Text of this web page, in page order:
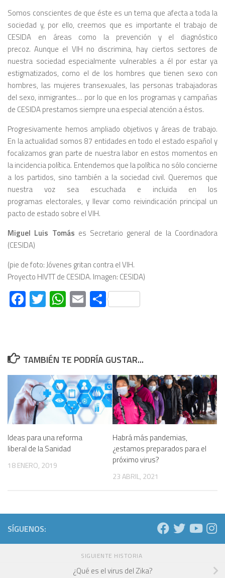
Somos conscientes de que éste es un tema que afecta a toda la
sociedad y, por ello, creemos que es importante el trabajo de
CESIDA en áreas como la prevención y el diagnóstico
precoz. Aunque el VIH no discrimina, hay ciertos sectores de
nuestra sociedad especialmente vulnerables a él por estar ya
estigmatizados, como el de los hombres que tienen sexo con
hombres, las mujeres transexuales, las personas trabajadoras
del sexo, inmigrantes… por lo que en los programas y campañas
de CESIDA prestamos siempre una especial atención a éstos.
Progresivamente hemos ampliado objetivos y áreas de trabajo.
En la actualidad somos 87 entidades en todo el estado español y
focalizamos gran parte de nuestra labor en estos momentos en
la incidencia política. Entendemos que la política no sólo concierne
a los partidos, sino también a la sociedad civil. Queremos que
nuestra voz sea escuchada e incluida en los
programas electorales, y llevar como reivindicación principal un
pacto de estado sobre el VIH.
Miguel Luis Tomás es Secretario general de la Coordinadora
(CESIDA)
(pie de foto: Jóvenes gritan contra el VIH.
Proyecto HIVTT de CESIDA. Imagen: CESIDA)
Facebook
Twitter
WhatsApp
EmailCompartir
TAMBIÉN TE PODRÍA GUSTAR...
Ideas para una reforma
liberal de la Sanidad
18 ENERO, 2019
Habrá más pandemias,
¿estamos preparados para el
próximo virus?
23 ABRIL, 2021
SÍGUENOS:
SIGUIENTE HISTORIA
¿Qué es el virus del Zika?